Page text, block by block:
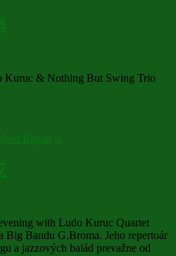
Kuruc & Nothing But Swing Trio
Ragan jr.
with Ludo Kuruc Quartet
Big Bandu G.Broma. Jeho repertoár
a jazzových balád prevažne od